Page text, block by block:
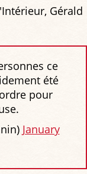
Gérald
ce
été
pour
January